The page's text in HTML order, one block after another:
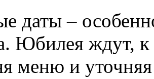
даты –
Юбилея ждут, к
меню и